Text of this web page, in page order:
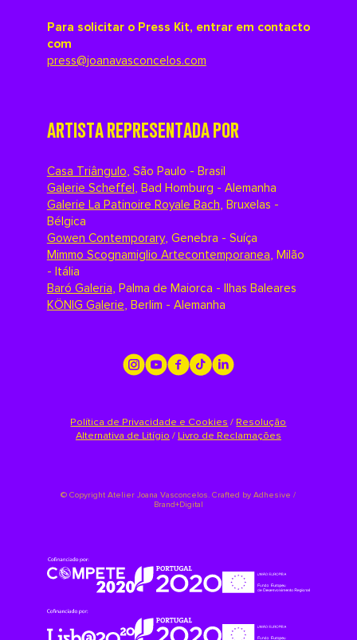
Para solicitar o Press Kit, entrar em contacto
com
press@joanavasconcelos.com
ARTISTA REPRESENTADA POR
Casa Triângulo, São Paulo - Brasil
Galerie Scheffel, Bad Homburg - Alemanha
Galerie La Patinoire Royale Bach, Bruxelas -
Bélgica
Gowen Contemporary, Genebra - Suíça
Mimmo Scognamiglio Artecontemporanea, Milão
- Itália
Baró Galeria, Palma de Maiorca - Ilhas Baleares
KÖNIG Galerie, Berlim - Alemanha
Política de Privacidade e Cookies / Resolução
Alternativa de Litígio / Livro de Reclamações
©Copyright Atelier Joana Vasconcelos. Crafted by Adhesive /
Brand+Digital